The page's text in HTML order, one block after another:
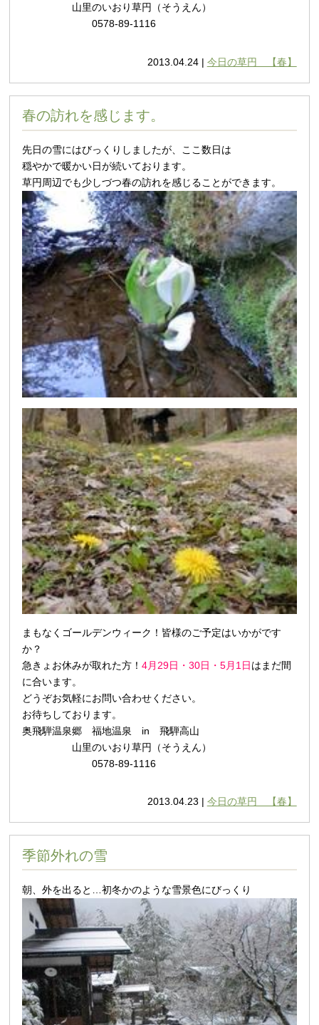
山里のいおり草円（そうえん）
0578-89-1116
2013.04.24 | 今日の草円 【春】
春の訪れを感じます。
先日の雪にはびっくりしましたが、ここ数日は
穏やかで暖かい日が続いております。
草円周辺でも少しづつ春の訪れを感じることができます。
まもなくゴールデンウィーク！皆様のご予定はいかがです
か？
急きょお休みが取れた方！4月29日・30日・5月1日はまだ間
に合います。
どうぞお気軽にお問い合わせください。
お待ちしております。
奥飛騨温泉郷 福地温泉 in 飛騨高山
山里のいおり草円（そうえん）
0578-89-1116
2013.04.23 | 今日の草円 【春】
季節外れの雪
朝、外を出ると…初冬かのような雪景色にびっくり